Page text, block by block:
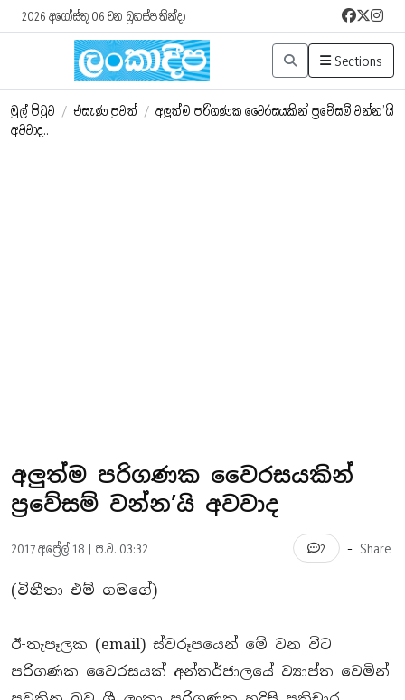
2026 අගෝස්තු 06 වන බ්‍රහස්පතින්දා
Sections
මුල් පිටුව / එසැණ පුවත් / අලුත්ම පරිගණක වෛරසයකින් ප්‍රවේසම් වන්න’යි
අවවාද..
අලුත්ම පරිගණක වෛරසයකින්
ප්‍රවේසම් වන්න’යි අවවාද
2017 අප්‍රේල් 18 | ප.ව. 03:32 2 - Share
(විනීතා එම් ගමගේ)
ඊ-තැපෑලක (email) ස්වරූපයෙන් මේ වන විට
පරිගණක වෛරසයක් අන්තර්ජාලයේ ව්‍යාප්ත වෙමින්